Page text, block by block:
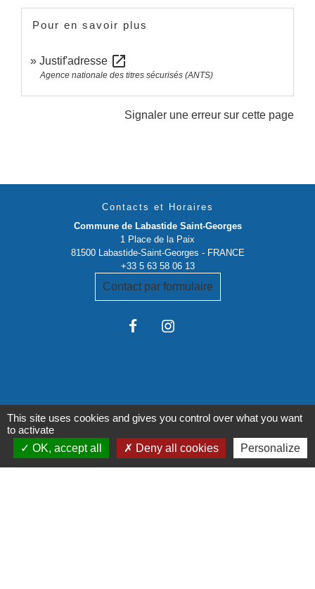
Pour en savoir plus
Justif'adresse open_in_new
Agence nationale des titres sécurisés (ANTS)
Signaler une erreur sur cette page
Contacts et Horaires
Commune de Labastide Saint-Georges
1 Place de la Paix
81500 Labastide-Saint-Georges - FRANCE
+33 5 63 58 06 13
Contact par formulaire
Liens institutionnels
Communauté de communes Tarn-Agout
This site uses cookies and gives you control over what you want
to activate
OK, accept all
Deny all cookies Personalize